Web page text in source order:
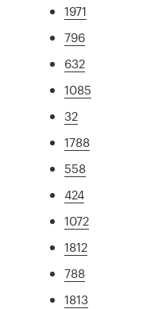
1971
796
632
1085
32
1788
558
424
1072
1812
788
1813